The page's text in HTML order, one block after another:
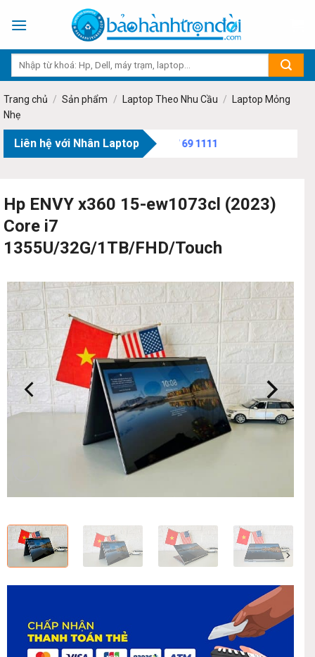
Trang chủ / Sản phẩm / Laptop Theo Nhu Cầu /
Laptop Mỏng
Nhẹ
Liên hệ với Nhân Laptop
Tân Sơn, TP.HCM - Hotline: 0707 69 1111
Hp ENVY x360 15-ew1073cl (2023)
Core i7
1355U/32G/1TB/FHD/Touch